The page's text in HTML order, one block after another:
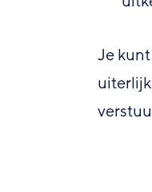
Je